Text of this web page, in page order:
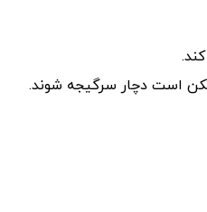
است دچار سرگیجه شوند.